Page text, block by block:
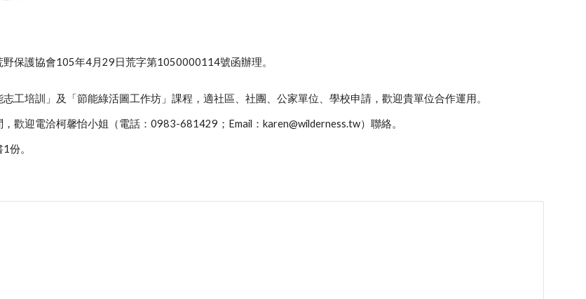
保護協會105年4月29日荒字第1050000114號函辦理。
工培訓」及「節能綠活圖工作坊」課程，適社區、社團、公家單位、學校申請，歡迎貴單位合作運用。
歡迎電洽柯馨怡小姐（電話：0983-681429；Email：karen@wilderness.tw）聯絡。
份。